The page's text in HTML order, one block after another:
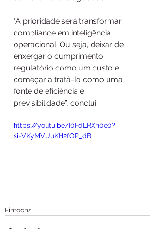
“A prioridade será transformar
compliance em inteligência
operacional. Ou seja, deixar de
enxergar o cumprimento
regulatório como um custo e
começar a tratá-lo como uma
fonte de eficiência e
previsibilidade”, conclui.
https://youtu.be/I0FdLRXn0e0?
si=VKyMVUuKH2fOP_dB
Fintechs